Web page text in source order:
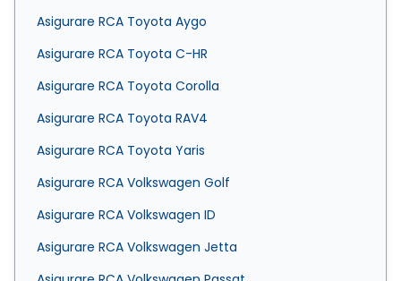
Asigurare RCA Toyota Aygo
Asigurare RCA Toyota C-HR
Asigurare RCA Toyota Corolla
Asigurare RCA Toyota RAV4
Asigurare RCA Toyota Yaris
Asigurare RCA Volkswagen Golf
Asigurare RCA Volkswagen ID
Asigurare RCA Volkswagen Jetta